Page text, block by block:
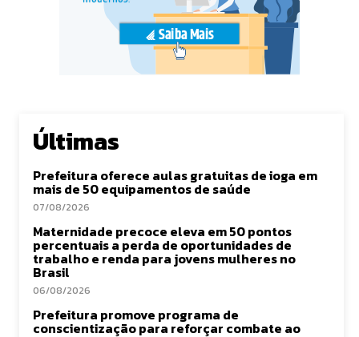
Últimas
Prefeitura oferece aulas gratuitas de ioga em
mais de 50 equipamentos de saúde
07/08/2026
Maternidade precoce eleva em 50 pontos
percentuais a perda de oportunidades de
trabalho e renda para jovens mulheres no
Brasil
06/08/2026
Prefeitura promove programa de
conscientização para reforçar combate ao